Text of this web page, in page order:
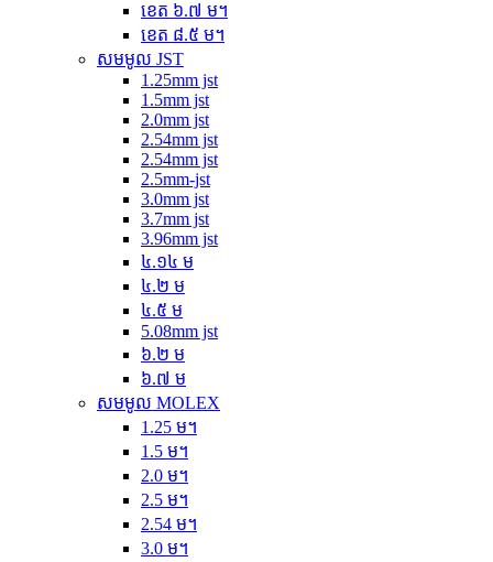
ខេត ៦.៧ ម។
ខេត ៨.៥ ម។
សមមូល JST
1.25mm jst
1.5mm jst
2.0mm jst
2.54mm jst
2.54mm jst
2.5mm-jst
3.0mm jst
3.7mm jst
3.96mm jst
៤.១៤ ម
៤.២ ម
៤.៥ ម
5.08mm jst
៦.២ ម
៦.៧ ម
សមមូល MOLEX
1.25 ម។
1.5 ម។
2.0 ម។
2.5 ម។
2.54 ម។
3.0 ម។